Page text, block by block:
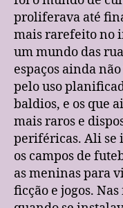
proliferava até
mais rarefeito no
um mundo das
espaços ainda
pelo uso
baldios, e os que
mais raros e
periféricas. Ali se
os campos de
as meninas para
ficção e jogos.